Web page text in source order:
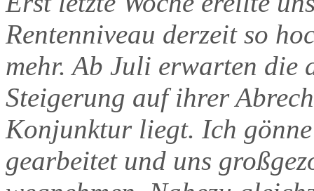
Rentenniveau derzeit so
mehr. Ab Juli erwarten die
Steigerung auf ihrer
Konjunktur liegt. Ich
gearbeitet und uns